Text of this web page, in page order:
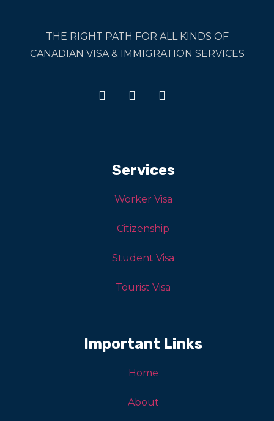
THE RIGHT PATH FOR ALL KINDS OF
CANADIAN VISA & IMMIGRATION SERVICES
Services
Worker Visa
Citizenship
Student Visa
Tourist Visa
Important Links
Home
About